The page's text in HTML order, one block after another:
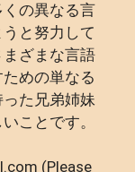
の異なる言
と努力して
ざまな言語
めの単なる
た兄弟姉妹
ことです。
(Please